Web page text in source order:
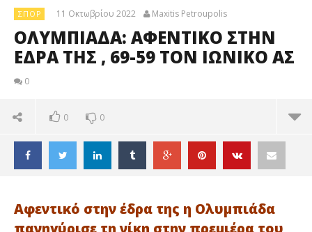
ΣΠΟΡ 11 Οκτωβρίου 2022 Maxitis Petroupolis
ΟΛΥΜΠΙΑΔΑ: ΑΦΕΝΤΙΚΟ ΣΤΗΝ
ΕΔΡΑ ΤΗΣ , 69-59 ΤΟΝ ΙΩΝΙΚΟ ΑΣ
0
0 0
Αφεντικό στην έδρα της η Ολυμπιάδα